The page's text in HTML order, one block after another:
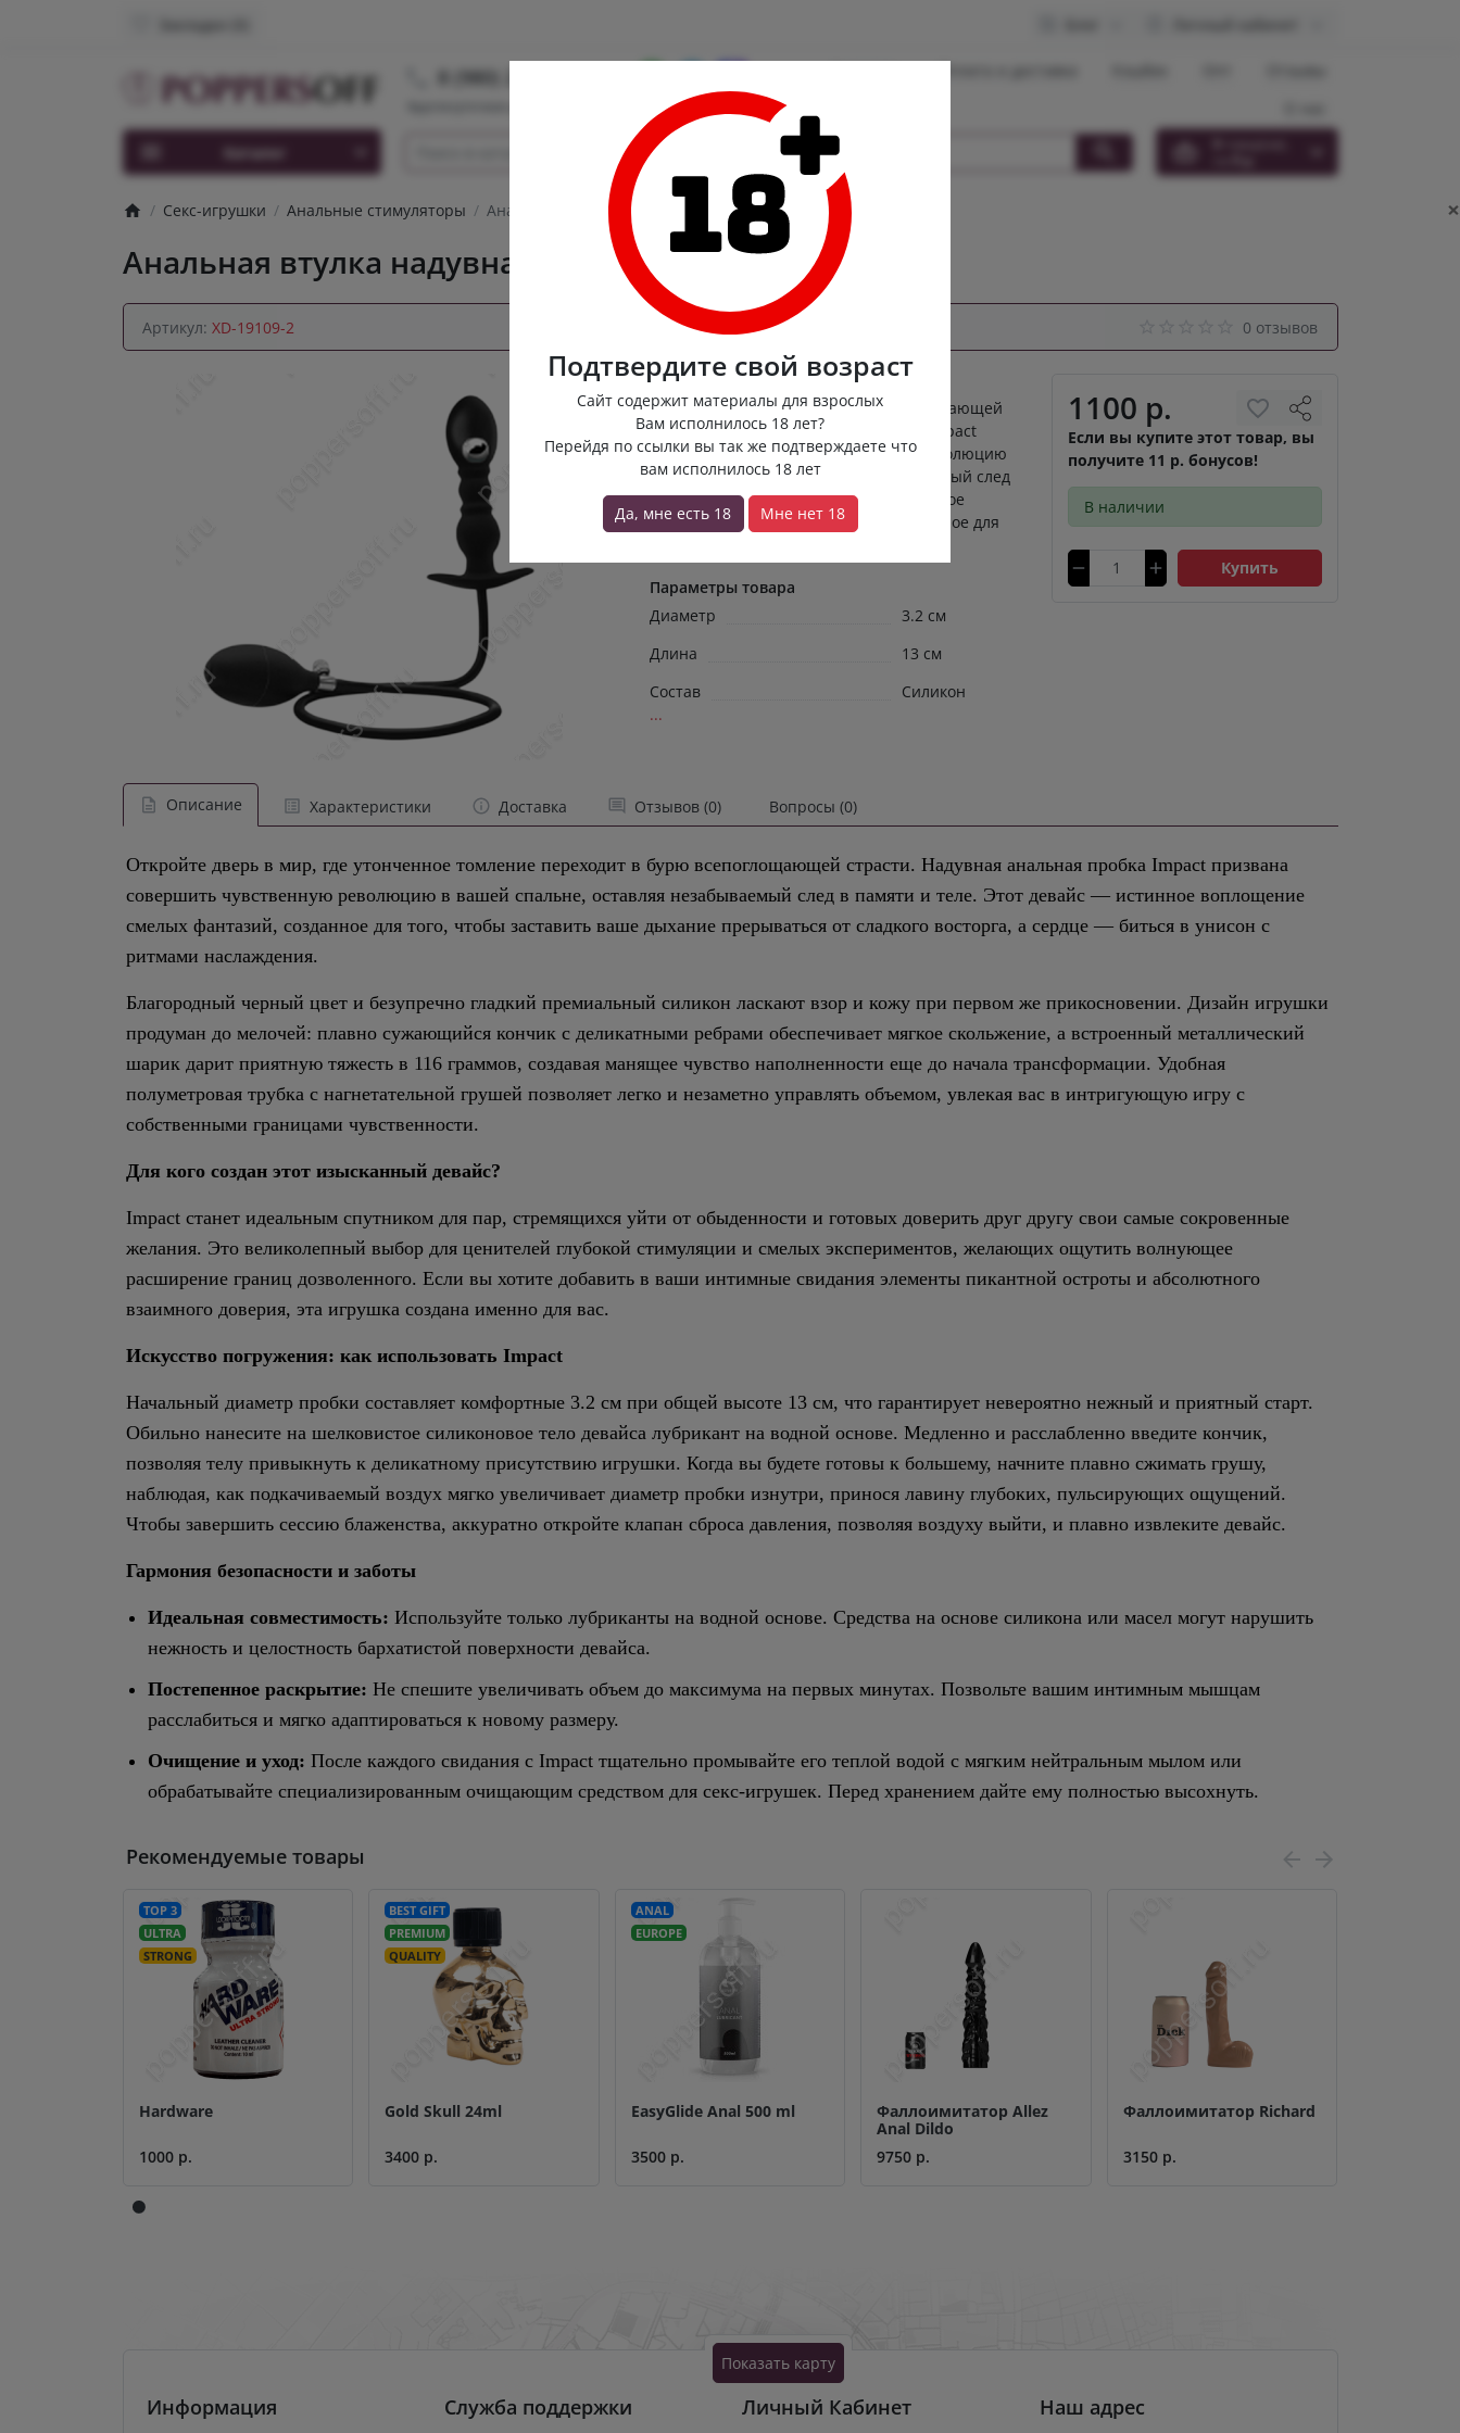
Подтвердите свой возраст
Сайт содержит материалы для взрослых
Вам исполнилось 18 лет?
Перейдя по ссылки вы так же подтверждаете что
вам исполнилось 18 лет
Да, мне есть 18 Мне нет 18
8 (980) 222-88-55
Каталог
×
Секс-игрушки Анальные стимуляторы Анальная втулка надувная для расширения Impact
Анальная втулка надувная для расширения Impact
Артикул: XD-19109-2 0 отзывов
1100 р.
Если вы купите этот товар, вы
получите 11 р. бонусов!
В наличии
Купить
Откройте дверь в мир, где утонченное
томление переходит в бурю всепоглощающей
страсти. Надувная анальная пробка Impact
призвана совершить чувственную революцию
в вашей спальне, оставляя незабываемый след
в памяти и теле. Этот девайс — истинное
воплощение смелых фантазий, созданное для
Параметры товара
Диаметр
3.2 см
Длина
13 см
Состав
Силикон
...
Описание Характеристики Доставка Отзывов (0) Вопросы (0)
Откройте дверь в мир, где утонченное томление переходит в бурю всепоглощающей страсти. Надувная анальная пробка Impact призвана
совершить чувственную революцию в вашей спальне, оставляя незабываемый след в памяти и теле. Этот девайс — истинное воплощение
смелых фантазий, созданное для того, чтобы заставить ваше дыхание прерываться от сладкого восторга, а сердце — биться в унисон с
ритмами наслаждения.
Благородный черный цвет и безупречно гладкий премиальный силикон ласкают взор и кожу при первом же прикосновении. Дизайн игрушки
продуман до мелочей: плавно сужающийся кончик с деликатными ребрами обеспечивает мягкое скольжение, а встроенный металлический
шарик дарит приятную тяжесть в 116 граммов, создавая манящее чувство наполненности еще до начала трансформации. Удобная
полуметровая трубка с нагнетательной грушей позволяет легко и незаметно управлять объемом, увлекая вас в интригующую игру с
собственными границами чувственности.
Для кого создан этот изысканный девайс?
Impact станет идеальным спутником для пар, стремящихся уйти от обыденности и готовых доверить друг другу свои самые сокровенные
желания. Это великолепный выбор для ценителей глубокой стимуляции и смелых экспериментов, желающих ощутить волнующее
расширение границ дозволенного. Если вы хотите добавить в ваши интимные свидания элементы пикантной остроты и абсолютного
взаимного доверия, эта игрушка создана именно для вас.
Искусство погружения: как использовать Impact
Начальный диаметр пробки составляет комфортные 3.2 см при общей высоте 13 см, что гарантирует невероятно нежный и приятный старт.
Обильно нанесите на шелковистое силиконовое тело девайса лубрикант на водной основе. Медленно и расслабленно введите кончик,
позволяя телу привыкнуть к деликатному присутствию игрушки. Когда вы будете готовы к большему, начните плавно сжимать грушу,
наблюдая, как подкачиваемый воздух мягко увеличивает диаметр пробки изнутри, принося лавину глубоких, пульсирующих ощущений.
Чтобы завершить сессию блаженства, аккуратно откройте клапан сброса давления, позволяя воздуху выйти, и плавно извлеките девайс.
Гармония безопасности и заботы
Идеальная совместимость: Используйте только лубриканты на водной основе. Средства на основе силикона или масел могут нарушить
нежность и целостность бархатистой поверхности девайса.
Постепенное раскрытие: Не спешите увеличивать объем до максимума на первых минутах. Позвольте вашим интимным мышцам
расслабиться и мягко адаптироваться к новому размеру.
Очищение и уход: После каждого свидания с Impact тщательно промывайте его теплой водой с мягким нейтральным мылом или
обрабатывайте специализированным очищающим средством для секс-игрушек. Перед хранением дайте ему полностью высохнуть.
Рекомендуемые товары
TOP 3
ULTRA
STRONG
Hardware
1000 р.
BEST GIFT
PREMIUM
QUALITY
Gold Skull 24ml
3400 р.
ANAL
EUROPE
EasyGlide Anal 500 ml
3500 р.
Фаллоимитатор Allez
Anal Dildo
9750 р.
Фаллоимитатор Richard
3150 р.
Показать карту
Информация Служба поддержки Личный Кабинет Наш адрес